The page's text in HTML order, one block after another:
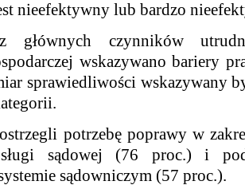
nieefektywny lub bardzo
czynników
wskazywano bariery
sprawiedliwości wskazywany
potrzebę poprawy w
sądowej (76 proc.) i
sądowniczym (57 proc.).